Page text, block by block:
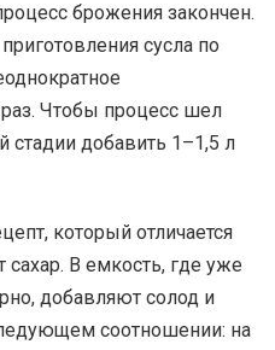
брожения закончен.
сусла по
Чтобы процесс шел
стадии добавить 1–1,5 л
который отличается
В емкость, где уже
добавляют солод и
соотношении: на